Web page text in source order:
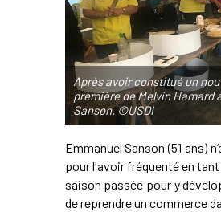
Après avoir constitué un
première de Melvin Hamard
Sanson. ©USDI
Emmanuel Sanson (51 ans)
pour l'avoir fréquenté en tant
saison passée pour y
de reprendre un commerce